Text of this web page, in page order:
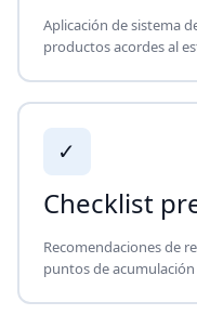
Aplicación de sistema
productos acordes al
✓
Checklist
Recomendaciones de
puntos de